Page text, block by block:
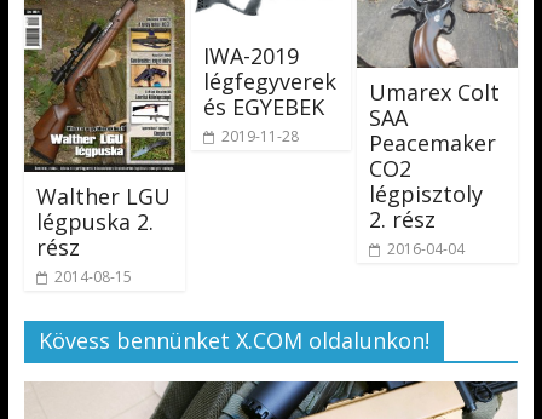
Walther LGU
légpuska 2.
rész
2014-08-15
IWA-2019
légfegyverek
és EGYEBEK
2019-11-28
Umarex Colt
SAA
Peacemaker
CO2
légpisztoly
2. rész
2016-04-04
Kövess bennünket X.COM oldalunkon!